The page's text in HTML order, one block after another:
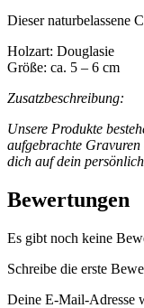
Dieser naturbelassene
Holzart: Douglasie
Größe: ca. 5 – 6 cm
Zusatzbeschreibung:
Unsere Produkte
aufgebrachte
dich auf dein
Bewertungen
Es gibt noch keine
Schreibe die erste
Deine E-Mail-Adresse